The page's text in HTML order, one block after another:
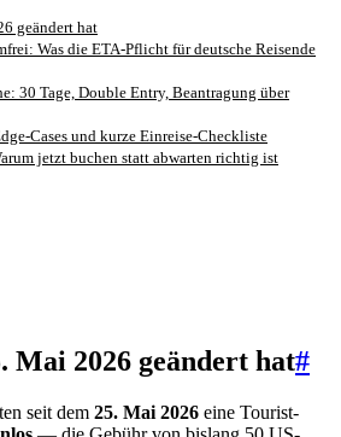
geändert hat
Was die ETA-Pflicht für deutsche Reisende
30 Tage, Double Entry, Beantragung über
Cases und kurze Einreise-Checkliste
jetzt buchen statt abwarten richtig ist
Mai 2026 geändert hat#
seit dem 25. Mai 2026 eine Tourist-